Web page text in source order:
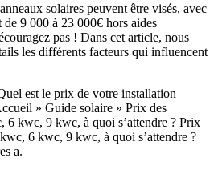
solaires peuvent être visés, avec
9 000 à 23 000€ hors aides
pas ! Dans cet article, nous
les différents facteurs qui influencent
est le prix de votre installation
» Guide solaire » Prix des
6 kwc, 9 kwc, à quoi s’attendre ? Prix
6 kwc, 9 kwc, à quoi s’attendre ?
a.